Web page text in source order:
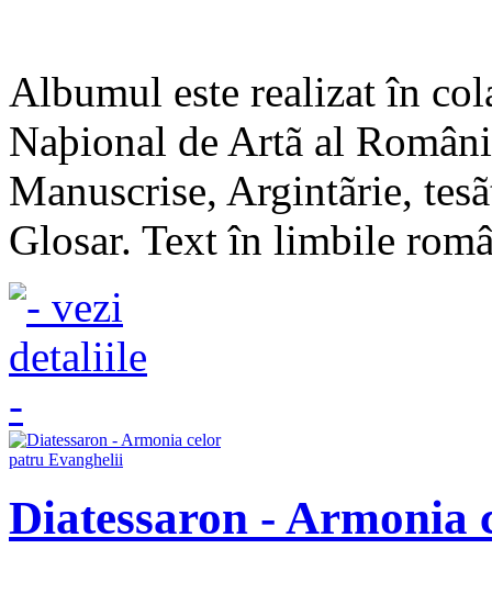
Albumul este realizat în
Naþional de Artã al
Manuscrise, Argintãrie,
Glosar. Text în limbile
Diatessaron -